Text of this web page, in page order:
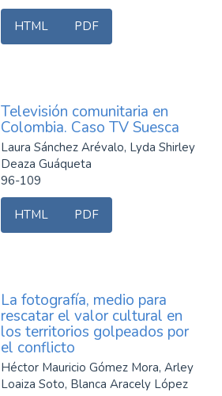
HTML PDF
Televisión comunitaria en
Colombia. Caso TV Suesca
Laura Sánchez Arévalo, Lyda Shirley
Deaza Guáqueta
96-109
HTML PDF
La fotografía, medio para
rescatar el valor cultural en
los territorios golpeados por
el conflicto
Héctor Mauricio Gómez Mora, Arley
Loaiza Soto, Blanca Aracely López